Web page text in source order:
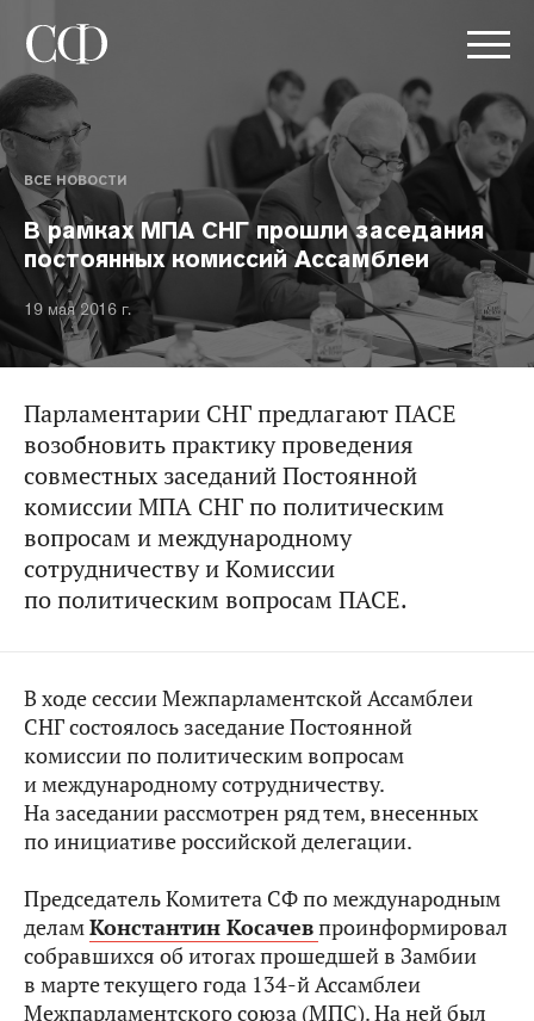
ВСЕ НОВОСТИ
В рамках МПА СНГ прошли заседания
постоянных комиссий Ассамблеи
19 мая 2016 г.
Парламентарии СНГ предлагают ПАСЕ
возобновить практику проведения
совместных заседаний Постоянной
комиссии МПА СНГ по политическим
вопросам и международному
сотрудничеству и Комиссии
по политическим вопросам ПАСЕ.
В ходе сессии Межпарламентской Ассамблеи
СНГ состоялось заседание Постоянной
комиссии по политическим вопросам
и международному сотрудничеству.
На заседании рассмотрен ряд тем, внесенных
по инициативе российской делегации.
Председатель Комитета СФ по международным
деламКонстантин Косачевпроинформировал
собравшихся об итогах прошедшей в Замбии
в марте текущего года 134-й Ассамблеи
Межпарламентского союза (МПС). На ней был